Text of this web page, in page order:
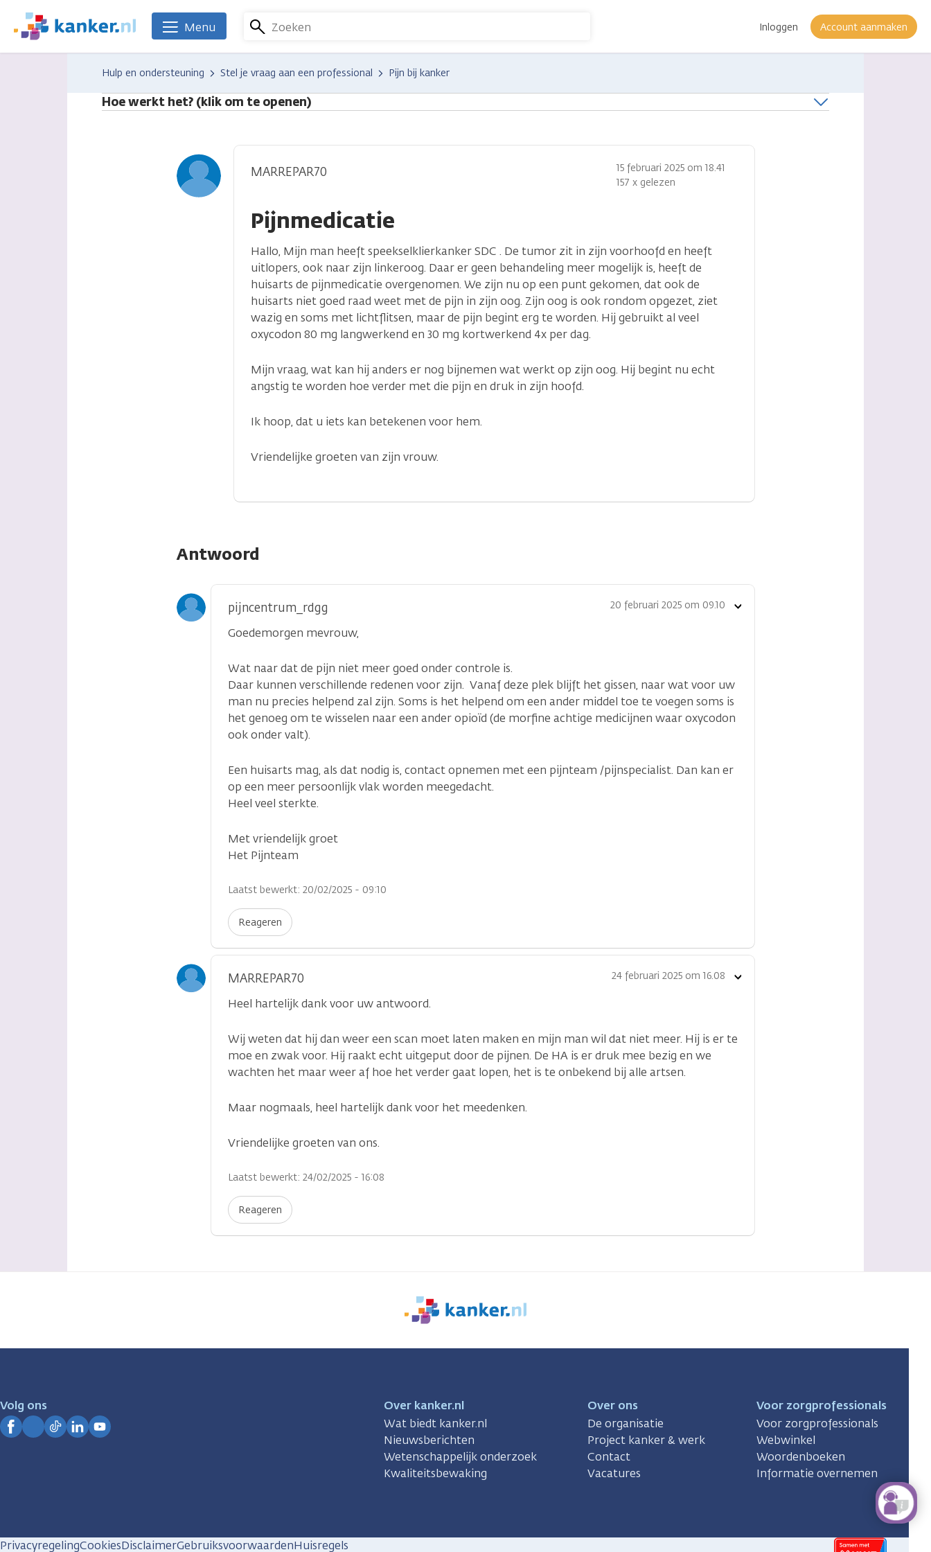
naar
We
zijn
Zoeken Inloggen Account aanmaken
Menu
Hulp en ondersteuning Stel je vraag aan een professional Pijn bij kanker
Hoe werkt het? (klik om te openen)
Pijnmedicatie
MARREPAR70
15 februari 2025 om 18.41
157 x gelezen
Hallo, Mijn man heeft speekselklierkanker SDC . De tumor zit in zijn voorhoofd en heeft
uitlopers, ook naar zijn linkeroog. Daar er geen behandeling meer mogelijk is, heeft de
huisarts de pijnmedicatie overgenomen. We zijn nu op een punt gekomen, dat ook de
huisarts niet goed raad weet met de pijn in zijn oog. Zijn oog is ook rondom opgezet, ziet
wazig en soms met lichtflitsen, maar de pijn begint erg te worden. Hij gebruikt al veel
oxycodon 80 mg langwerkend en 30 mg kortwerkend 4x per dag.
Mijn vraag, wat kan hij anders er nog bijnemen wat werkt op zijn oog. Hij begint nu echt
angstig te worden hoe verder met die pijn en druk in zijn hoofd.
Ik hoop, dat u iets kan betekenen voor hem.
Vriendelijke groeten van zijn vrouw.
Antwoord
pijncentrum_rdgg 20 februari 2025 om 09.10
Goedemorgen mevrouw,
Wat naar dat de pijn niet meer goed onder controle is.
Daar kunnen verschillende redenen voor zijn. Vanaf deze plek blijft het gissen, naar wat voor uw
man nu precies helpend zal zijn. Soms is het helpend om een ander middel toe te voegen soms is
het genoeg om te wisselen naar een ander opioïd (de morfine achtige medicijnen waar oxycodon
ook onder valt).
Een huisarts mag, als dat nodig is, contact opnemen met een pijnteam /pijnspecialist. Dan kan er
op een meer persoonlijk vlak worden meegedacht.
Heel veel sterkte.
Met vriendelijk groet
Het Pijnteam
Laatst bewerkt: 20/02/2025 - 09:10
Reageren
Toon
MARREPAR70 24 februari 2025 om 16.08
Heel hartelijk dank voor uw antwoord.
Wij weten dat hij dan weer een scan moet laten maken en mijn man wil dat niet meer. Hij is er te
moe en zwak voor. Hij raakt echt uitgeput door de pijnen. De HA is er druk mee bezig en we
wachten het maar weer af hoe het verder gaat lopen, het is te onbekend bij alle artsen.
Maar nogmaals, heel hartelijk dank voor het meedenken.
Vriendelijke groeten van ons.
Laatst bewerkt: 24/02/2025 - 16:08
Reageren
Toon
We
er
Volg ons
Over kanker.nl
Wat biedt kanker.nl
Nieuwsberichten
Wetenschappelijk onderzoek
Kwaliteitsbewaking
Over ons
De organisatie
Project kanker & werk
Contact
Vacatures
Voor zorgprofessionals
Voor zorgprofessionals
Webwinkel
Woordenboeken
Informatie overnemen
PrivacyregelingCookiesDisclaimerGebruiksvoorwaardenHuisregels